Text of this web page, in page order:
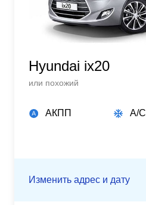
Hyundai ix20
или похожий
АКПП A/C
Изменить адрес и дату